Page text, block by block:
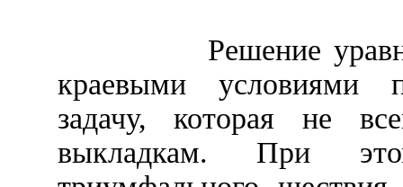
Решение
краевыми условиями
задачу, которая не
выкладкам. При